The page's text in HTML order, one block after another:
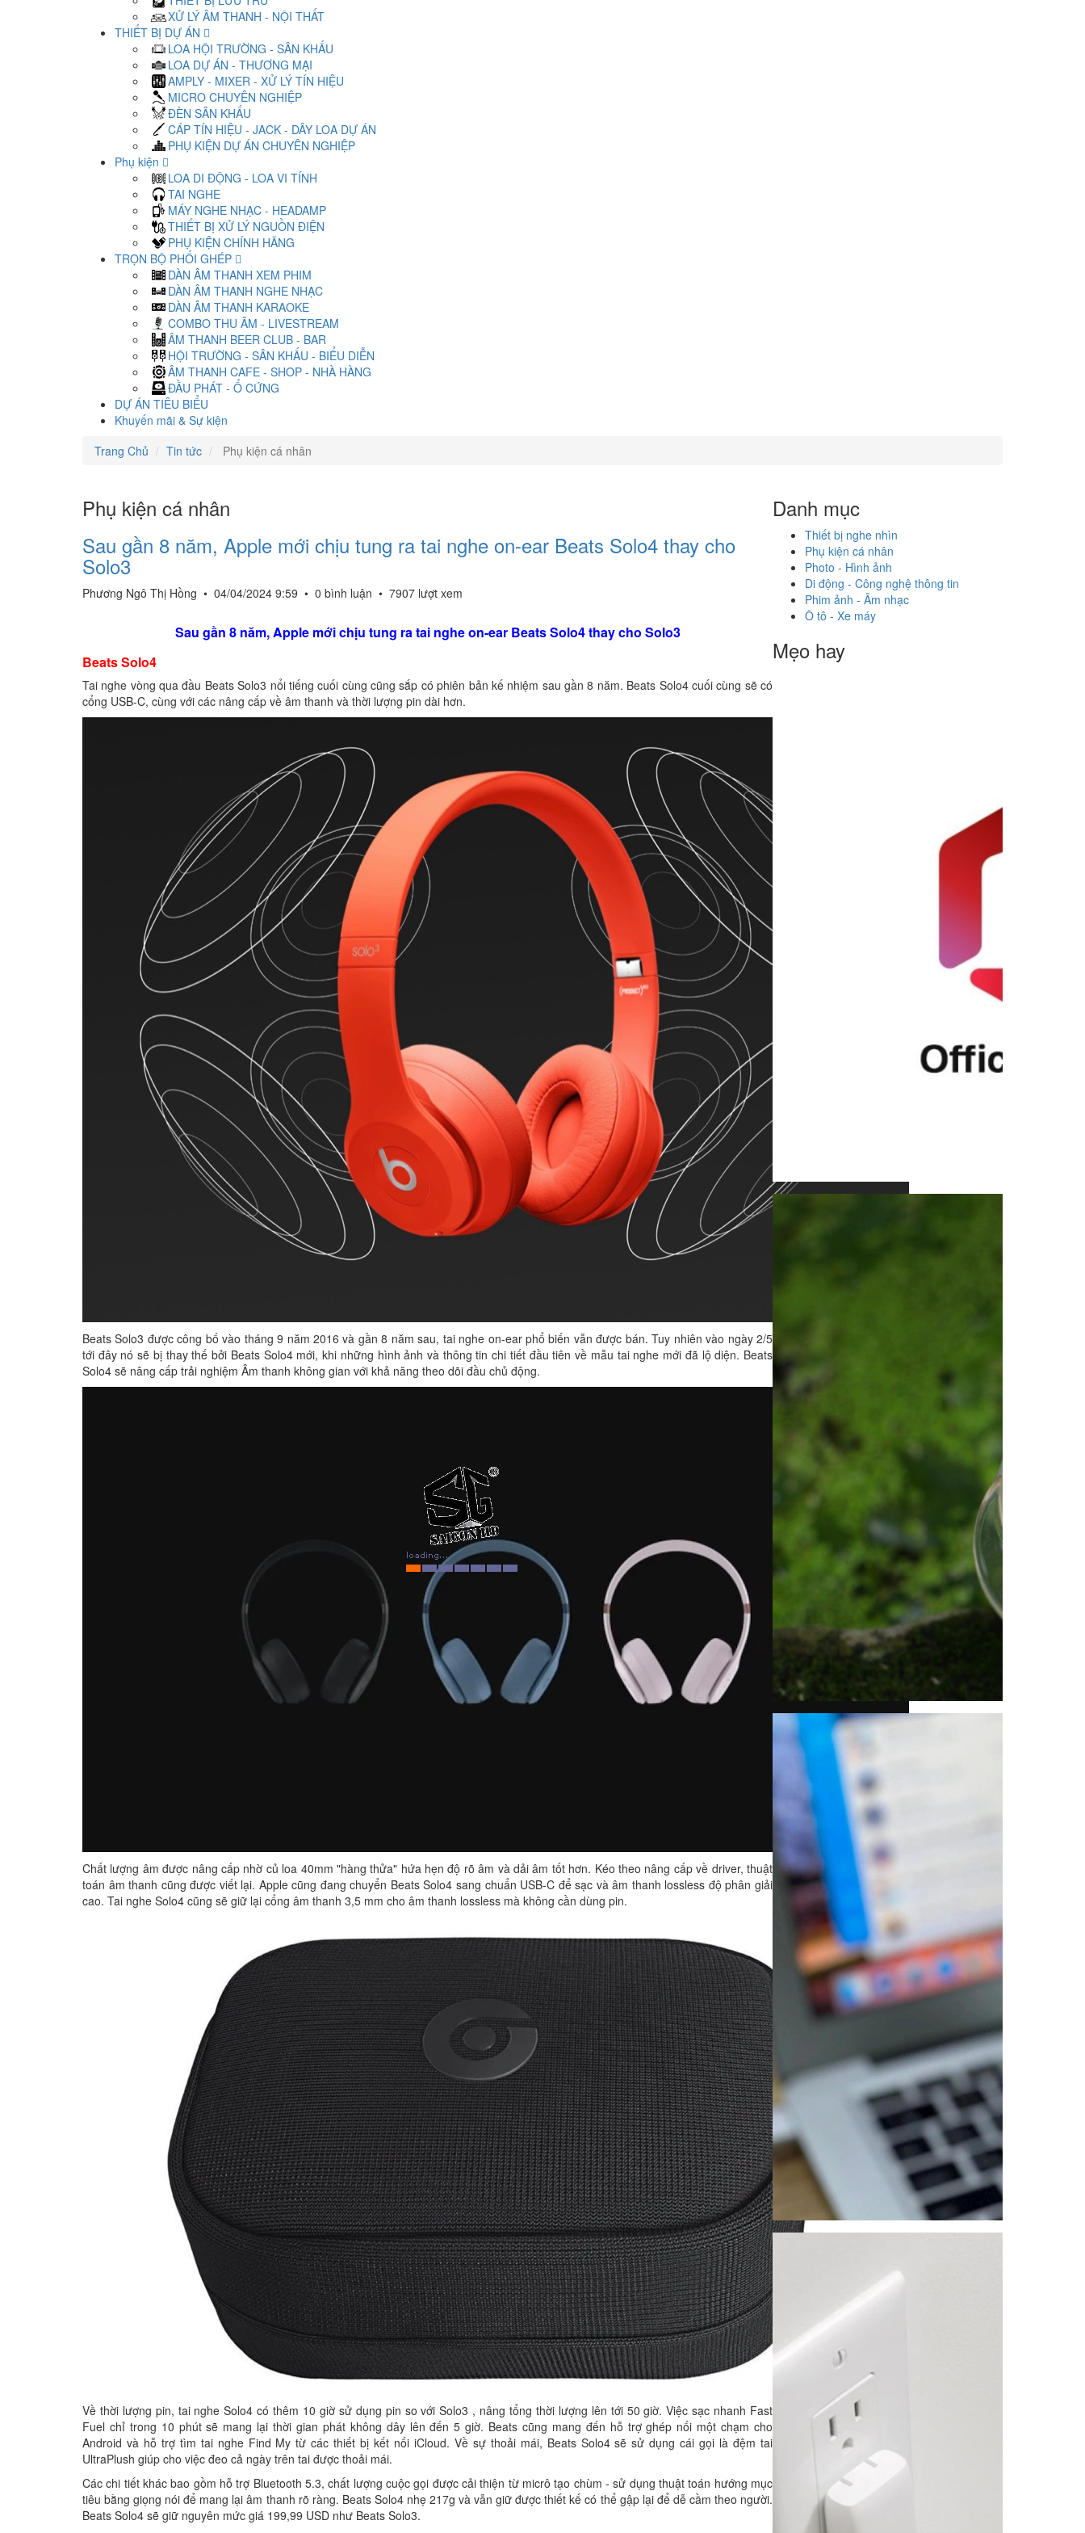
XỬ LÝ ÂM THANH - NỘI THẤT
THIẾT BỊ DỰ ÁN
LOA HỘI TRƯỜNG - SÂN KHẤU
LOA DỰ ÁN - THƯƠNG MẠI
AMPLY - MIXER - XỬ LÝ TÍN HIỆU
MICRO CHUYÊN NGHIỆP
ĐÈN SÂN KHẤU
CÁP TÍN HIỆU - JACK - DÂY LOA DỰ ÁN
PHỤ KIỆN DỰ ÁN CHUYÊN NGHIỆP
Phụ kiện
LOA DI ĐỘNG - LOA VI TÍNH
TAI NGHE
MÁY NGHE NHẠC - HEADAMP
THIẾT BỊ XỬ LÝ NGUỒN ĐIỆN
PHỤ KIỆN CHÍNH HÃNG
TRỌN BỘ PHỐI GHÉP
DÀN ÂM THANH XEM PHIM
DÀN ÂM THANH NGHE NHẠC
DÀN ÂM THANH KARAOKE
COMBO THU ÂM - LIVESTREAM
ÂM THANH BEER CLUB - BAR
HỘI TRƯỜNG - SÂN KHẤU - BIỂU DIỄN
ÂM THANH CAFE - SHOP - NHÀ HÀNG
ĐẦU PHÁT - Ổ CỨNG
DỰ ÁN TIÊU BIỂU
Khuyến mãi & Sự kiện
Trang Chủ
Tin tức Phụ kiện cá nhân
Phụ kiện cá nhân
Sau gần 8 năm, Apple mới chịu tung ra tai nghe on-ear Beats Solo4 thay cho
Solo3
Phương Ngô Thị Hồng • 04/04/2024 9:59 • 0 bình luận • 7907 lượt xem
Sau gần 8 năm, Apple mới chịu tung ra tai nghe on-ear Beats Solo4 thay cho Solo3
Beats Solo4
Tai nghe vòng qua đầu Beats Solo3 nổi tiếng cuối cùng cũng sắp có phiên bản kế nhiệm sau gần 8 năm. Beats Solo4 cuối cùng sẽ có
cổng USB-C, cùng với các nâng cấp về âm thanh và thời lượng pin dài hơn.
Beats Solo3 được công bố vào tháng 9 năm 2016 và gần 8 năm sau, tai nghe on-ear phổ biến vẫn được bán. Tuy nhiên vào ngày 2/5
tới đây nó sẽ bị thay thế bởi Beats Solo4 mới, khi những hình ảnh và thông tin chi tiết đầu tiên về mẫu tai nghe mới đã lộ diện. Beats
Solo4 sẽ nâng cấp trải nghiệm Âm thanh không gian với khả năng theo dõi đầu chủ động.
Chất lượng âm được nâng cấp nhờ củ loa 40mm "hàng thửa" hứa hẹn độ rõ âm và dải âm tốt hơn. Kéo theo nâng cấp về driver, thuật
toán âm thanh cũng được viết lại. Apple cũng đang chuyển Beats Solo4 sang chuẩn USB-C để sạc và âm thanh lossless độ phân giải
cao. Tai nghe Solo4 cũng sẽ giữ lại cổng âm thanh 3,5 mm cho âm thanh lossless mà không cần dùng pin.
Về thời lượng pin, tai nghe Solo4 có thêm 10 giờ sử dụng pin so với Solo3 , nâng tổng thời lượng lên tới 50 giờ. Việc sạc nhanh Fast
Fuel chỉ trong 10 phút sẽ mang lại thời gian phát không dây lên đến 5 giờ. Beats cũng mang đến hỗ trợ ghép nối một chạm cho
Android và hỗ trợ tìm tai nghe Find My từ các thiết bị kết nối iCloud. Về sự thoải mái, Beats Solo4 sẽ sử dụng cái gọi là đệm tai
UltraPlush giúp cho việc đeo cả ngày trên tai được thoải mái.
Các chi tiết khác bao gồm hỗ trợ Bluetooth 5.3, chất lượng cuộc gọi được cải thiện từ micrô tạo chùm - sử dụng thuật toán hướng mục
tiêu bằng giọng nói để mang lại âm thanh rõ ràng. Beats Solo4 nhẹ 217g và vẫn giữ được thiết kế có thể gập lại để dễ cầm theo người.
Beats Solo4 sẽ giữ nguyên mức giá 199,99 USD như Beats Solo3.
Danh mục
Thiết bị nghe nhìn
Phụ kiện cá nhân
Photo - Hình ảnh
Di động - Công nghệ thông tin
Phim ảnh - Âm nhạc
Ô tô - Xe máy
Mẹo hay